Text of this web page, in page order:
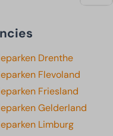
Drenthe
Flevoland
Friesland
Gelderland
Limburg